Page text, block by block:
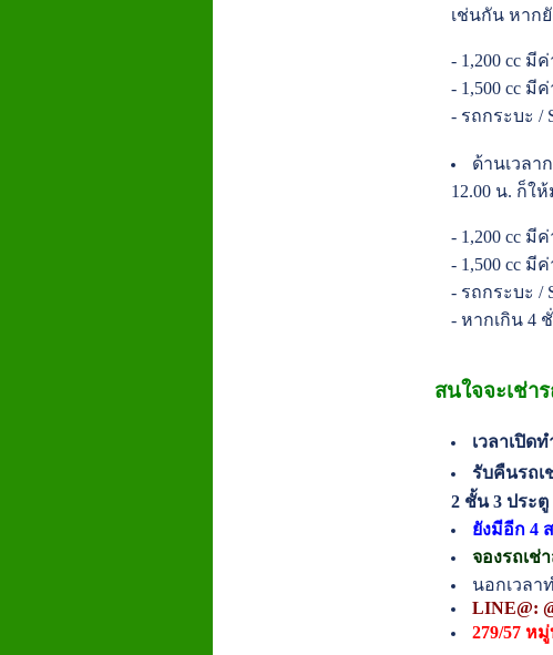
เช่นกัน หาก
- 1,200 cc มี
- 1,500 cc มี
- รถกระบะ /
ด้านเวลา
12.00 น. ก็ใ
- 1,200 cc มี
- 1,500 cc มี
- รถกระบะ /
- หากเกิน 4
สนใจจะเช่า
เวลาเปิด
รับคืนรถเ
2 ชั้น 3 ประ
ยังมีอีก 4
จองรถเช่
นอกเวลา
LINE@:
279/57 ห